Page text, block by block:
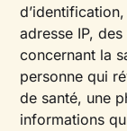
adresse IP,
concernant la
personne qui
de santé, une
informations